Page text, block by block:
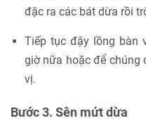
đặc ra các bát dừa rồi
Tiếp tục đậy lồng bàn
giờ nữa hoặc để chúng
vị.
Bước 3. Sên mứt dừa